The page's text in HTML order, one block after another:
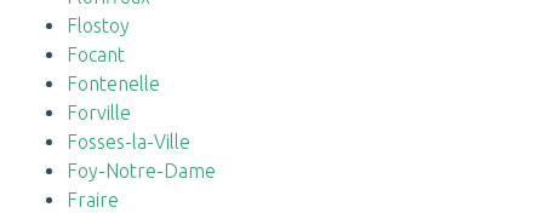
Flostoy
Focant
Fontenelle
Forville
Fosses-la-Ville
Foy-Notre-Dame
Fraire